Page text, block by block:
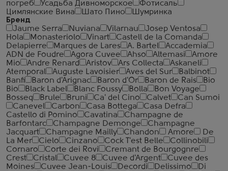
погреб
Усадьба Дивноморское
Фотисаль
Цимлянские Вина
Шато Пино
Шумринка
Бренд
Jaume Serra
Nuviana Vilarnau
Josep Ventosa
Hola
Monasteriolo Vinart
Castell de la Comanda
Delapierre
Marques de Lares A. Bartel
Accademia
ADN de Foudre
Agora Cuvee Ahso Altemasi
Amore
Mio
Andre Renard Aristov Ars Collecta
Askaneli
Atemporal
Auguste Lavoisier Aves del Sur
Balbinot
Banfi
Baron d'Arignac Baron d'Or Baron de Rais
Bio
Bio
Black Label Blanc Foussy Bolla
Bon Voyage
Bosseq
Brule Bruni Ca' del Cino Calvet
Can Sumoi
Canevel
Carbon Casa Bottega
Casa Defra
Castello di Pomino
Cavatina
Champagne de
Barfontarc
Champagne Demonge
Champagne
Jacquart
Champagne Mailly Chandon Amore
De
La Mer
Cielo Cinzano Cock T'est Belle
Collinobili
Cornaro
Corte dei Rovi
Cremant de Bourgognre
Crest
Cristal Cuvee 8 Cuvee d'Argent
Cuvee des
Moines
Cuvee Jean-Louis Decordi Delissimo
Di